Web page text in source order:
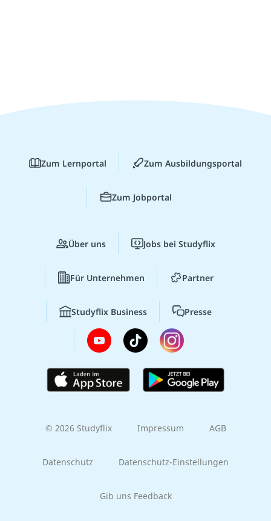
Zum Lernportal Zum Ausbildungsportal
Zum Jobportal
Über uns Jobs bei Studyflix
Für Unternehmen Partner
Studyflix Business Presse
© 2026 Studyflix Impressum AGB
Datenschutz Datenschutz-Einstellungen
Gib uns Feedback